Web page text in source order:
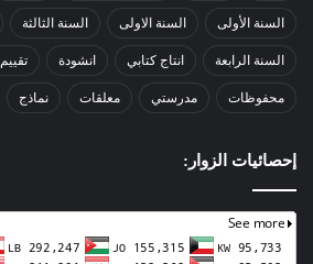
السنة الأولى السنة الاولى السنة الثالثة
السنة الرابعة انتاج كتابي انشودة تقييم
محفوظات مدرستي معلقات نماذج
إحصائيات الزوار: